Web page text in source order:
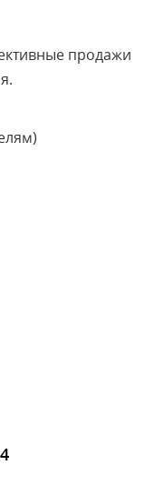
продажи